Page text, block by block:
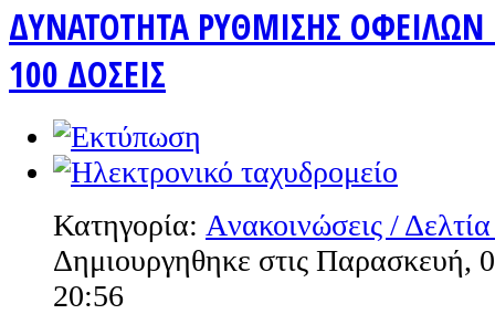
ΔΥΝΑΤΟΤΗΤΑ ΡΥΘΜΙΣΗΣ
100 ΔΟΣΕΙΣ
Κατηγορία: Aνακοινώσεις /
Δημιουργηθηκε στις Παρασκευή,
20:56